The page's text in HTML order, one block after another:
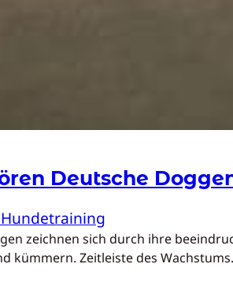
Deutsche
zeichnen sich durch ihre
kümmern. Zeitleiste des